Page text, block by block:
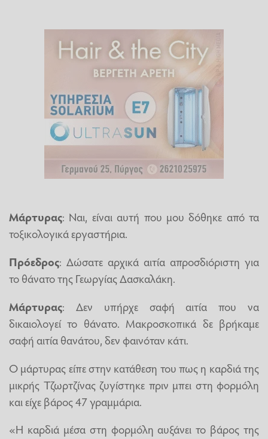
Μάρτυρας: Ναι, είναι αυτή που μου δόθηκε από τα
τοξικολογικά εργαστήρια.
Πρόεδρος: Δώσατε αρχικά αιτία απροσδιόριστη για
το θάνατο της Γεωργίας Δασκαλάκη.
Μάρτυρας: Δεν υπήρχε σαφή αιτία που να
δικαιολογεί το θάνατο. Μακροσκοπικά δε βρήκαμε
σαφή αιτία θανάτου, δεν φαινόταν κάτι.
Ο μάρτυρας είπε στην κατάθεση του πως η καρδιά της
μικρής Τζωρτζίνας ζυγίστηκε πριν μπει στη φορμόλη
και είχε βάρος 47 γραμμάρια.
«Η καρδιά μέσα στη φορμόλη αυξάνει το βάρος της